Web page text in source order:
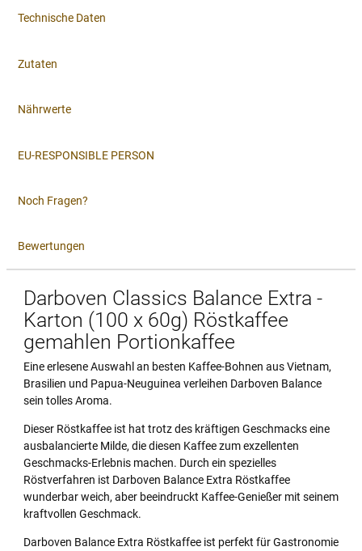
Technische Daten
Zutaten
Nährwerte
EU-RESPONSIBLE PERSON
Noch Fragen?
Bewertungen
Darboven Classics Balance Extra -
Karton (100 x 60g) Röstkaffee
gemahlen Portionkaffee
Eine erlesene Auswahl an besten Kaffee-Bohnen aus Vietnam,
Brasilien und Papua-Neuguinea verleihen Darboven Balance
sein tolles Aroma.
Dieser Röstkaffee ist hat trotz des kräftigen Geschmacks eine
ausbalancierte Milde, die diesen Kaffee zum exzellenten
Geschmacks-Erlebnis machen. Durch ein spezielles
Röstverfahren ist Darboven Balance Extra Röstkaffee
wunderbar weich, aber beeindruckt Kaffee-Genießer mit seinem
kraftvollen Geschmack.
Darboven Balance Extra Röstkaffee ist perfekt für Gastronomie